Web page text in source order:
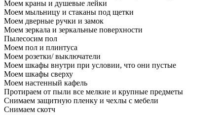
Моем краны и душевые лейки
Моем мыльницу и стаканы под щетки
Моем дверные ручки и замок
Моем зеркала и зеркальные поверхности
Пылесосим пол
Моем пол и плинтуса
Моем розетки/ выключатели
Моем шкафы внутри при условии, что они пустые
Моем шкафы сверху
Моем настенный кафель
Протираем от пыли все мелкие и крупные предметы
Снимаем защитную пленку и чехлы с мебели
Снимаем скотч